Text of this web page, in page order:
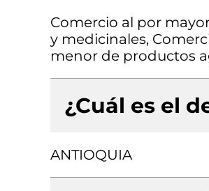
Comercio al por
y medicinales,
menor de productos
¿Cuál es el
ANTIOQUIA